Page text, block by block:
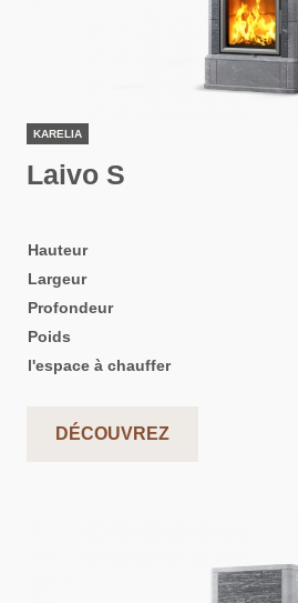
KARELIA
Laivo S
Hauteur
Largeur
Profondeur
Poids
l'espace à chauffer
DÉCOUVREZ